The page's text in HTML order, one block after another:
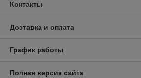
Контакты
Доставка и оплата
График работы
Полная версия сайта